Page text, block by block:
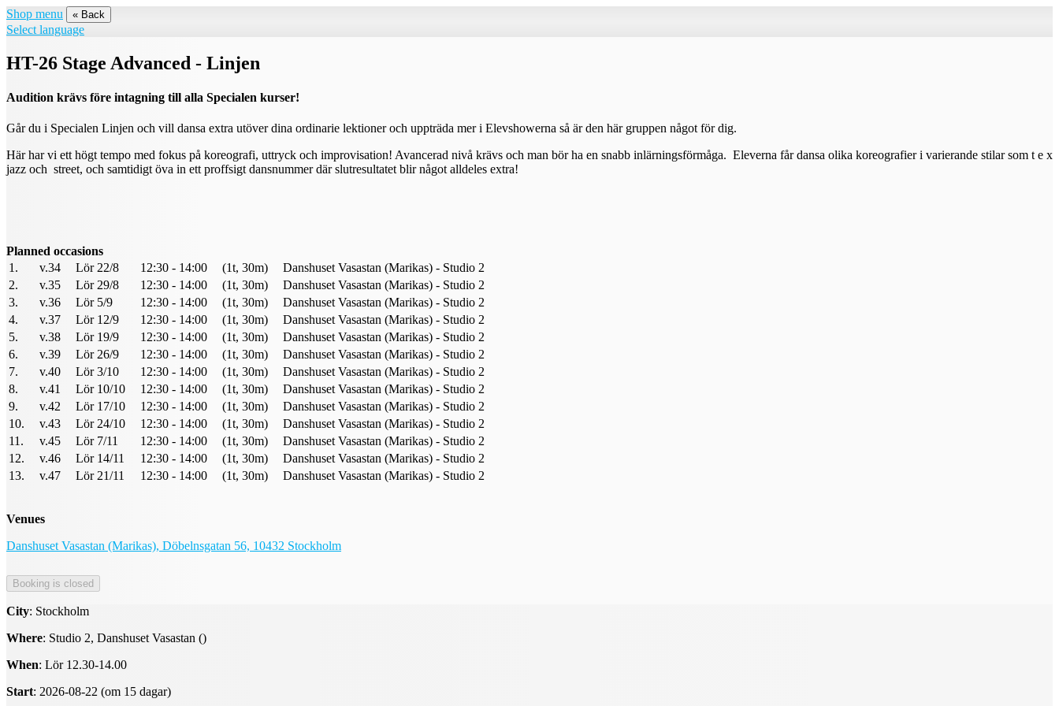
Shop menu « Back
Select language
HT-26 Stage Advanced - Linjen
Audition krävs före intagning till alla Specialen kurser!
Går du i Specialen Linjen och vill dansa extra utöver dina ordinarie lektioner och uppträda mer i Elevshowerna så är den här gruppen något för dig.
Här har vi ett högt tempo med fokus på koreografi, uttryck och improvisation! Avancerad nivå krävs och man bör ha en snabb inlärningsförmåga. Eleverna får dansa olika koreografier i varierande stilar som t e x
jazz och street, och samtidigt öva in ett proffsigt dansnummer där slutresultatet blir något alldeles extra!
Planned occasions
1.
v.34 Lör 22/8 12:30 - 14:00 (1t, 30m)
Danshuset Vasastan (Marikas) - Studio 2
2.
v.35 Lör 29/8 12:30 - 14:00 (1t, 30m)
Danshuset Vasastan (Marikas) - Studio 2
3.
v.36 Lör 5/9 12:30 - 14:00 (1t, 30m)
Danshuset Vasastan (Marikas) - Studio 2
4.
v.37 Lör 12/9 12:30 - 14:00 (1t, 30m)
Danshuset Vasastan (Marikas) - Studio 2
5.
v.38 Lör 19/9 12:30 - 14:00 (1t, 30m)
Danshuset Vasastan (Marikas) - Studio 2
6.
v.39 Lör 26/9 12:30 - 14:00 (1t, 30m)
Danshuset Vasastan (Marikas) - Studio 2
7.
v.40 Lör 3/10 12:30 - 14:00 (1t, 30m)
Danshuset Vasastan (Marikas) - Studio 2
8.
v.41 Lör 10/10 12:30 - 14:00 (1t, 30m)
Danshuset Vasastan (Marikas) - Studio 2
9.
v.42 Lör 17/10 12:30 - 14:00 (1t, 30m)
Danshuset Vasastan (Marikas) - Studio 2
10.
v.43 Lör 24/10 12:30 - 14:00 (1t, 30m)
Danshuset Vasastan (Marikas) - Studio 2
11.
v.45 Lör 7/11 12:30 - 14:00 (1t, 30m)
Danshuset Vasastan (Marikas) - Studio 2
12.
v.46 Lör 14/11 12:30 - 14:00 (1t, 30m)
Danshuset Vasastan (Marikas) - Studio 2
13.
v.47 Lör 21/11 12:30 - 14:00 (1t, 30m) Danshuset Vasastan (Marikas) - Studio 2
Venues
Danshuset Vasastan (Marikas), Döbelnsgatan 56, 10432 Stockholm
City: Stockholm
Where: Studio 2, Danshuset Vasastan ()
When: Lör 12.30-14.00
Start: 2026-08-22 (om 15 dagar)